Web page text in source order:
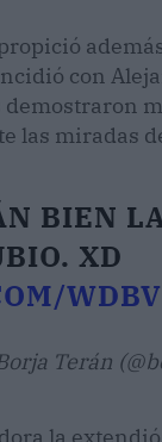
con
las miradas
BIEN
XD
Terán
la